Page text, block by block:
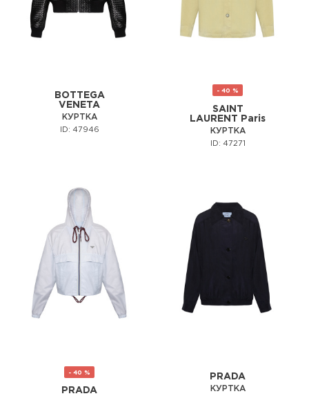
BOTTEGA
VENETA
КУРТКА
ID: 47946
- 40 %
SAINT
LAURENT Paris
КУРТКА
ID: 47271
- 40 %
PRADA
PRADA
КУРТКА